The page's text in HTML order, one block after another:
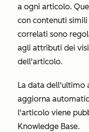
a ogni articolo.
con contenuti
correlati sono
agli attributi dei
dell'articolo.
La data dell'ultimo
aggiorna
l'articolo viene
Knowledge Base.